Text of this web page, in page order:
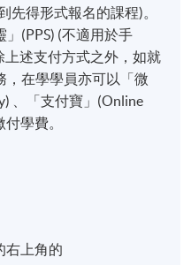
先得形式報名的課程)。
(PPS) (不適用於手
上述支付方式之外，如就
，在學學員亦可以「微
、「支付寶」(Online
學費。
右上角的